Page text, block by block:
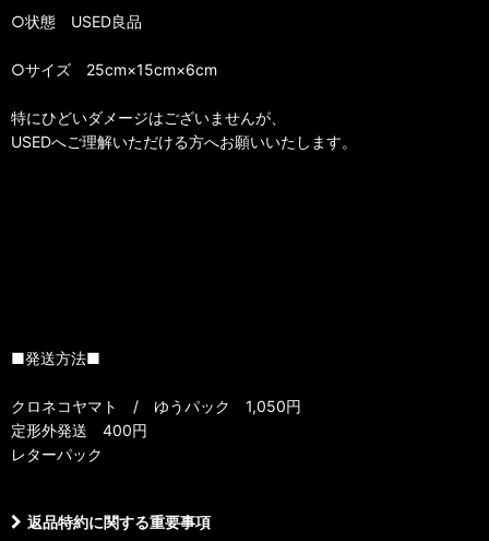
○状態 USED良品
○サイズ 25cm×15cm×6cm
特にひどいダメージはございませんが、
USEDへご理解いただける方へお願いいたします。
■発送方法■
クロネコヤマト / ゆうパック 1,050円
定形外発送 400円
レターパック
返品特約に関する重要事項